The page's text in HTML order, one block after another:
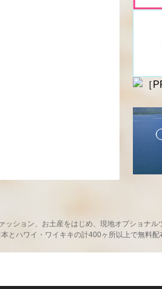
ション、お土産をはじめ、現地オプショナル
とハワイ・ワイキキの計400ヶ所以上で無料配